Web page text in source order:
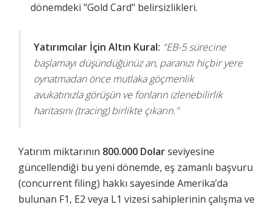
dönemdeki "Gold Card" belirsizlikleri.
Yatırımcılar İçin Altın Kural: "EB-5 sürecine
başlamayı düşündüğünüz an, paranızı hiçbir yere
oynatmadan önce mutlaka göçmenlik
avukatınızla görüşün ve fonların izlenebilirlik
haritasını (tracing) birlikte çıkarın."
Yatırım miktarının 800.000 Dolarseviyesine
güncellendiği bu yeni dönemde, eş zamanlı başvuru
(concurrent filing) hakkı sayesinde Amerika’da
bulunan F1, E2 veya L1 vizesi sahiplerinin çalışma ve